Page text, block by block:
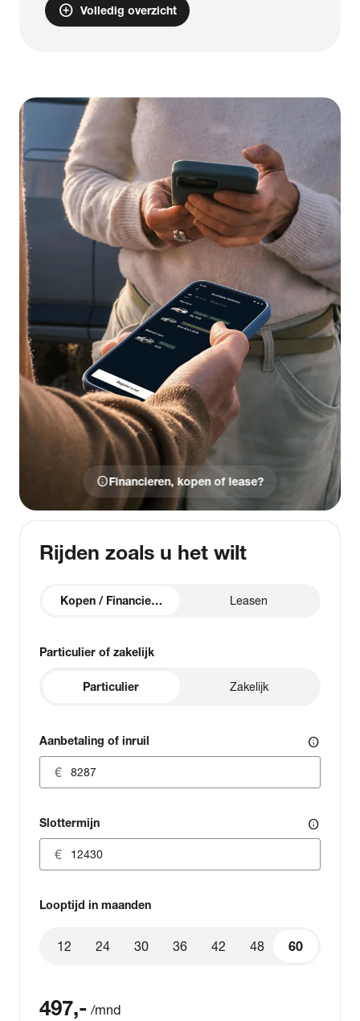
add_circle Volledig overzicht
infoFinancieren, kopen of lease?
Rijden zoals u het wilt
Kopen / Financieren Leasen
Particulier of zakelijk
Particulier Zakelijk
Aanbetaling of inruil info
Slottermijn info
Looptijd in maanden
60
12 24 30 36 42 48 60
497,- /mnd